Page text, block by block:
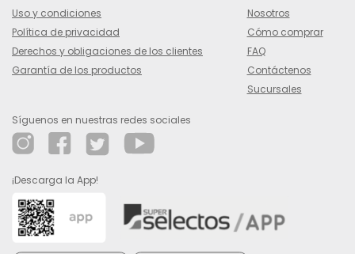
Uso y condiciones
Política de privacidad
Derechos y obligaciones de los clientes
Garantía de los productos
Nosotros
Cómo comprar
FAQ
Contáctenos
Sucursales
Síguenos en nuestras redes sociales
¡Descarga la App!